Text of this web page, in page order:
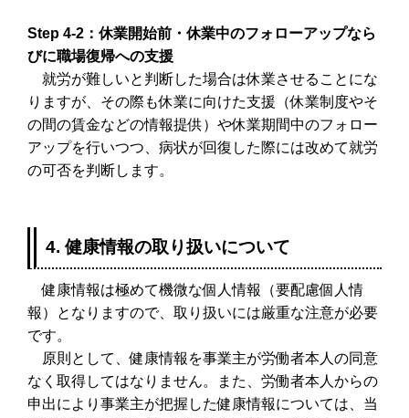
Step 4-2：休業開始前・休業中のフォローアップなら
びに職場復帰への支援
就労が難しいと判断した場合は休業させることにな
りますが、その際も休業に向けた支援（休業制度やそ
の間の賃金などの情報提供）や休業期間中のフォロー
アップを行いつつ、病状が回復した際には改めて就労
の可否を判断します。
4. 健康情報の取り扱いについて
健康情報は極めて機微な個人情報（要配慮個人情
報）となりますので、取り扱いには厳重な注意が必要
です。
原則として、健康情報を事業主が労働者本人の同意
なく取得してはなりません。また、労働者本人からの
申出により事業主が把握した健康情報については、当